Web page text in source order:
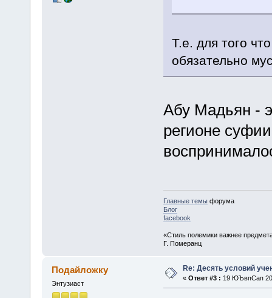
Т.е. для того
обязательно
Абу Мадьян -
регионе
Главные темыфорума
Блог
facebook
«Стиль полемики важнее
Г. Померанц
Подайложку
Энтузиаст
Re: Десять условий
« Ответ #3 : 19 ЮЪвпСап